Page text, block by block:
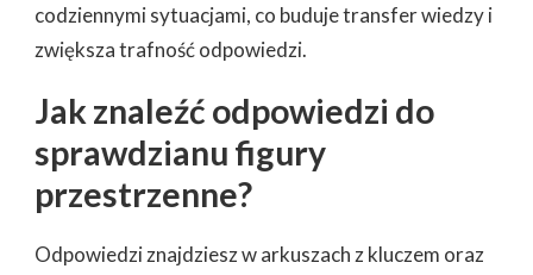
codziennymi sytuacjami, co buduje transfer wiedzy i
zwiększa trafność odpowiedzi.
Jak znaleźć odpowiedzi do
sprawdzianu figury
przestrzenne?
Odpowiedzi znajdziesz w arkuszach z kluczem oraz